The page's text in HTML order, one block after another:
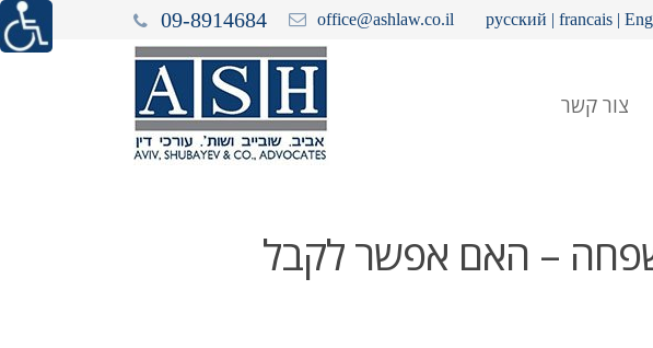
09-8914684 office@ashlaw.co.il русский |francais |
צור קשר
– האם אפשר לקבל